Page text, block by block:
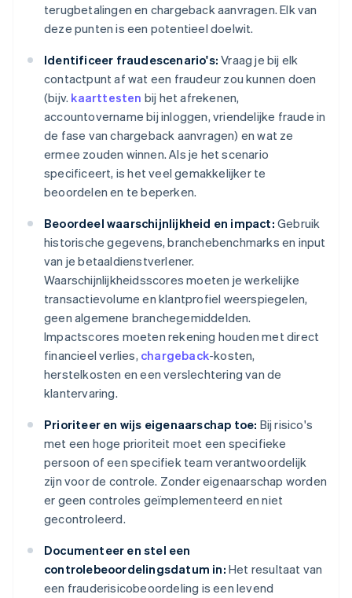
terugbetalingen en chargeback aanvragen. Elk van
deze punten is een potentieel doelwit.
Identificeer fraudescenario's: Vraag je bij elk
contactpunt af wat een fraudeur zou kunnen doen
(bijv. kaarttesten bij het afrekenen,
accountovername bij inloggen, vriendelijke fraude in
de fase van chargeback aanvragen) en wat ze
ermee zouden winnen. Als je het scenario
specificeert, is het veel gemakkelijker te
beoordelen en te beperken.
Beoordeel waarschijnlijkheid en impact: Gebruik
historische gegevens, branchebenchmarks en input
van je betaaldienstverlener.
Waarschijnlijkheidsscores moeten je werkelijke
transactievolume en klantprofiel weerspiegelen,
geen algemene branchegemiddelden.
Impactscores moeten rekening houden met direct
financieel verlies, chargeback-kosten,
herstelkosten en een verslechtering van de
klantervaring.
Prioriteer en wijs eigenaarschap toe: Bij risico's
met een hoge prioriteit moet een specifieke
persoon of een specifiek team verantwoordelijk
zijn voor de controle. Zonder eigenaarschap worden
er geen controles geïmplementeerd en niet
gecontroleerd.
Documenteer en stel een
controlebeoordelingsdatum in: Het resultaat van
een frauderisicobeoordeling is een levend